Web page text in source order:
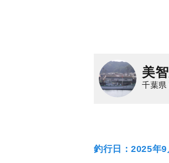
美
千葉県
釣行日：2025年